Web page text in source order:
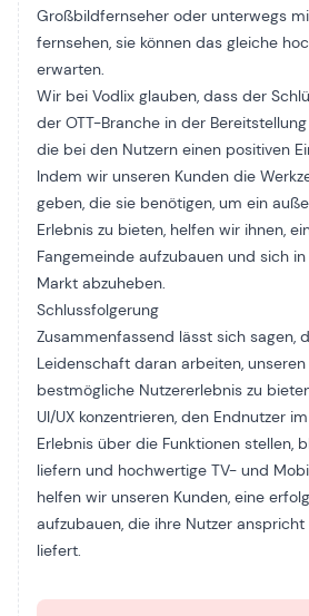
Großbildfernseher oder unterwegs
fernsehen, sie können das gleiche
erwarten.
Wir bei Vodlix glauben, dass der
der OTT-Branche in der
die bei den Nutzern einen positiven
Indem wir unseren Kunden die
geben, die sie benötigen, um ein
Erlebnis zu bieten, helfen wir ihnen,
Fangemeinde aufzubauen und sich
Markt abzuheben.
Schlussfolgerung
Zusammenfassend lässt sich sagen,
Leidenschaft daran arbeiten,
bestmögliche Nutzererlebnis zu
UI/UX konzentrieren, den Endnutzer
Erlebnis über die Funktionen stellen,
liefern und hochwertige TV- und
helfen wir unseren Kunden, eine
aufzubauen, die ihre Nutzer
liefert.